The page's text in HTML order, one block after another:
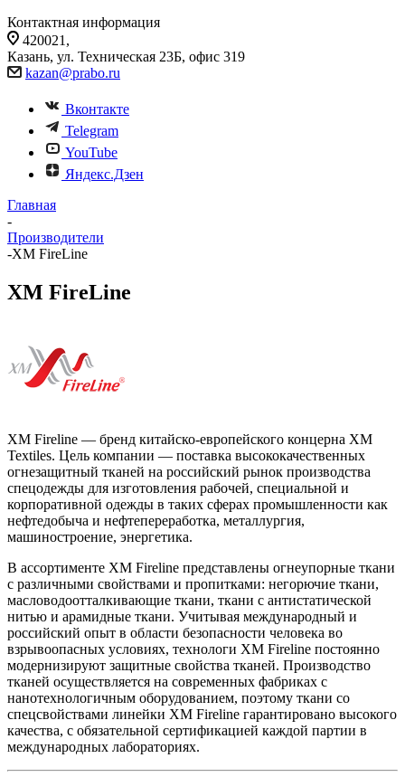
Контактная информация
420021,
Казань, ул. Техническая 23Б, офис 319
kazan@prabo.ru
Вконтакте
Telegram
YouTube
Яндекс.Дзен
Главная
-
Производители
-XM FireLine
XM FireLine
XM Fireline — бренд китайско-европейского концерна XM
Textiles. Цель компании — поставка высококачественных
огнезащитный тканей на российский рынок производства
спецодежды для изготовления рабочей, специальной и
корпоративной одежды в таких сферах промышленности как
нефтедобыча и нефтепереработка, металлургия,
машиностроение, энергетика.
В ассортименте XM Fireline представлены огнеупорные ткани
с различными свойствами и пропитками: негорючие ткани,
масловодоотталкивающие ткани, ткани с антистатической
нитью и арамидные ткани. Учитывая международный и
российский опыт в области безопасности человека во
взрывоопасных условиях, технологи XM Fireline постоянно
модернизируют защитные свойства тканей. Производство
тканей осуществляется на современных фабриках с
нанотехнологичным оборудованием, поэтому ткани со
спецсвойствами линейки XM Fireline гарантировано высокого
качества, с обязательной сертификацией каждой партии в
международных лабораториях.